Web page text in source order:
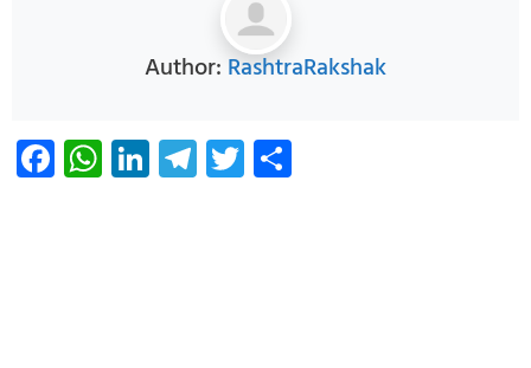
Author: RashtraRakshak
Facebook
WhatsApp
LinkedIn
Telegram
Twitter